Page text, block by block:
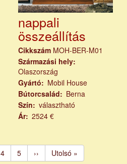
nappali
összeállítás
Cikkszám MOH-BER-M01
Származási hely
Olaszország
Gyártó
Mobil House
Bútorcsalád
Berna
Szín
választható
Ár
2524 €
Page
4 Page
5
Következő
››
Utolsó
Utolsó »